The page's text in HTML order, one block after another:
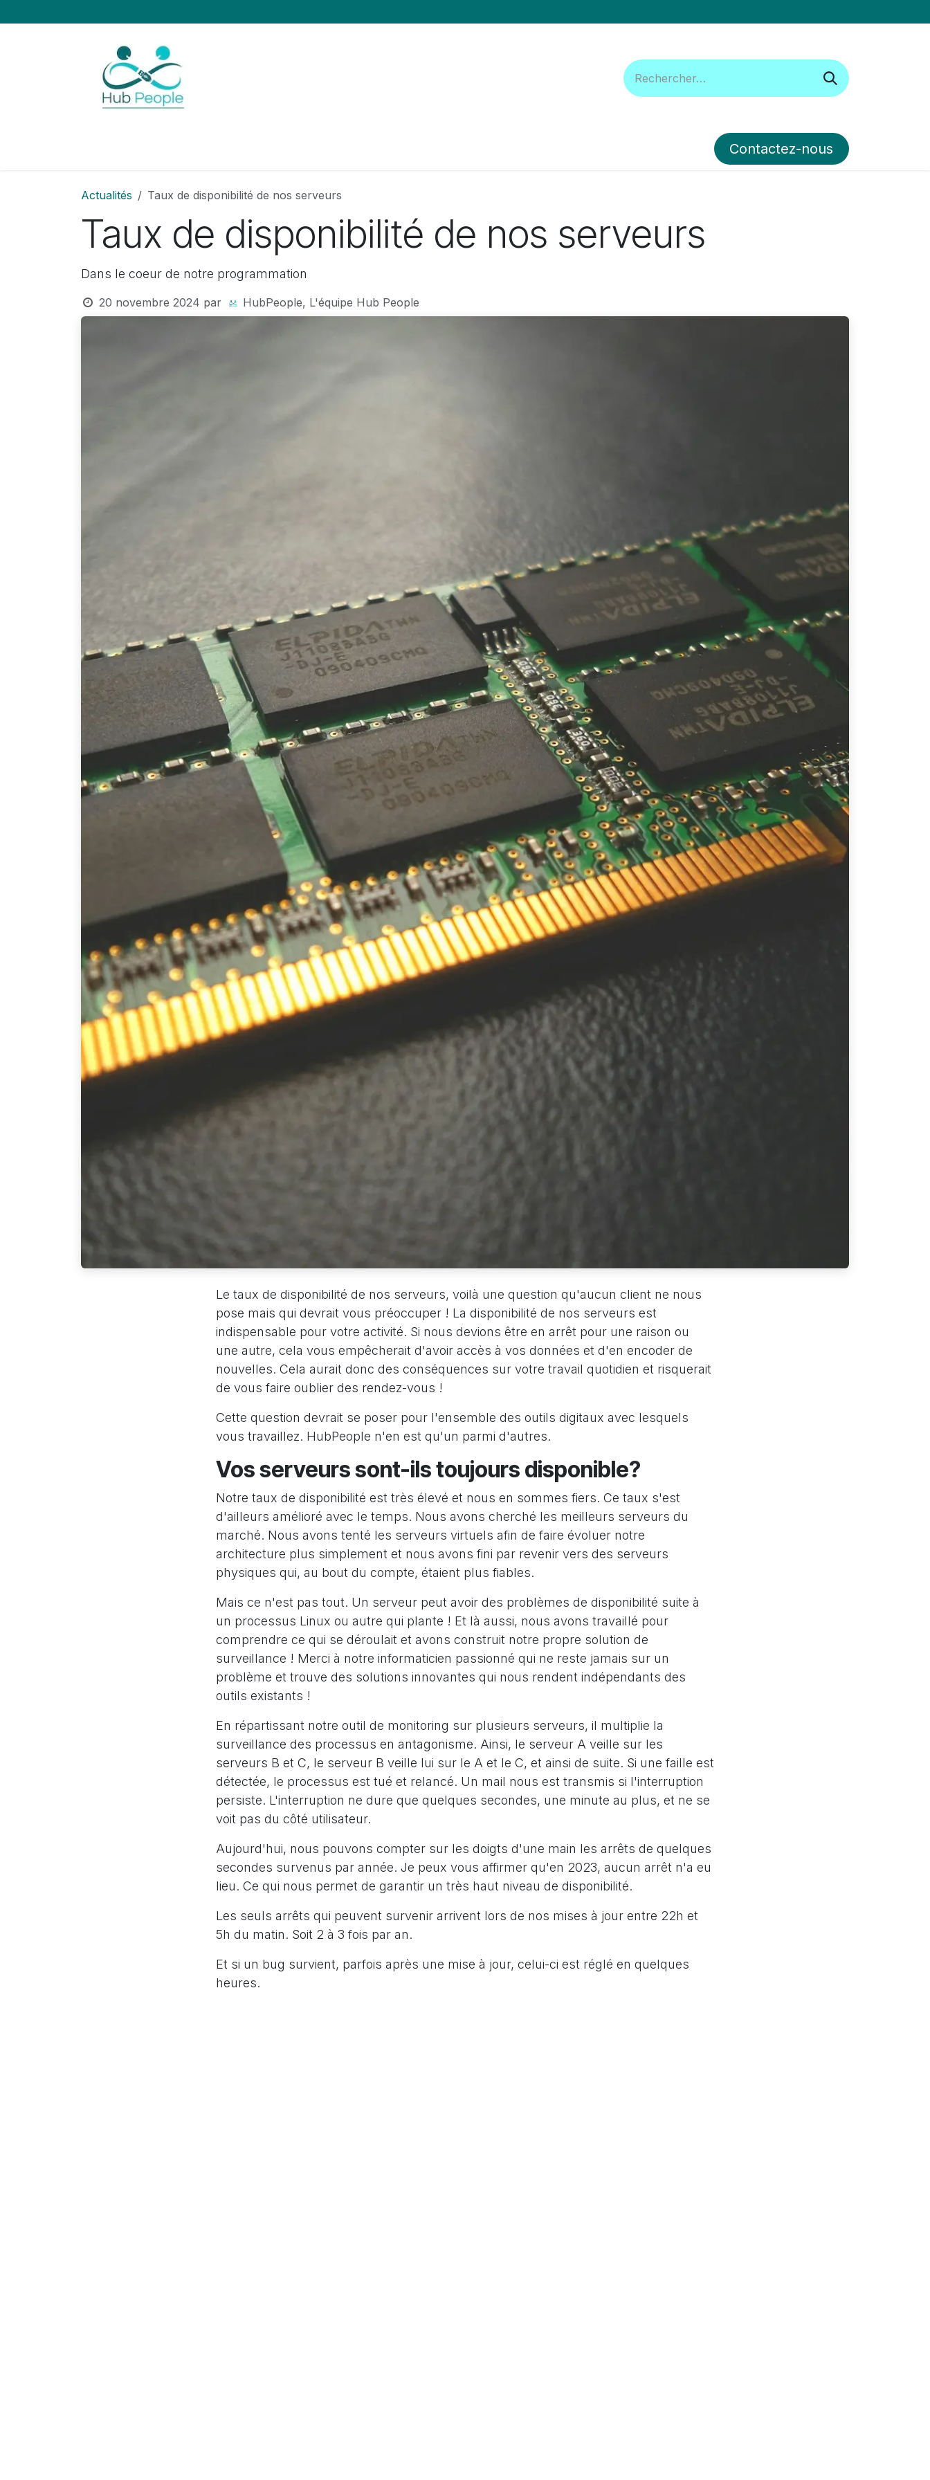
Forum
Contactez-nous​​​​
Actualités Taux de disponibilité de nos serveurs
Taux de disponibilité de nos serveurs
Dans le coeur de notre programmation
20 novembre 2024 par HubPeople, L'équipe Hub People
Le taux de disponibilité de nos serveurs, voilà une question qu'aucun client ne nous
pose mais qui devrait vous préoccuper ! La disponibilité de nos serveurs est
indispensable pour votre activité. Si nous devions être en arrêt pour une raison ou
une autre, cela vous empêcherait d'avoir accès à vos données et d'en encoder de
nouvelles. Cela aurait donc des conséquences sur votre travail quotidien et risquerait
de vous faire oublier des rendez-vous !
Cette question devrait se poser pour l'ensemble des outils digitaux avec lesquels
vous travaillez. HubPeople n'en est qu'un parmi d'autres.
Vos serveurs sont-ils toujours disponible?
Notre taux de disponibilité est très élevé et nous en sommes fiers. Ce taux s'est
d'ailleurs amélioré avec le temps. Nous avons cherché les meilleurs serveurs du
marché. Nous avons tenté les serveurs virtuels afin de faire évoluer notre
architecture plus simplement et nous avons fini par revenir vers des serveurs
physiques qui, au bout du compte, étaient plus fiables.
Mais ce n'est pas tout. Un serveur peut avoir des problèmes de disponibilité suite à
un processus Linux ou autre qui plante ! Et là aussi, nous avons travaillé pour
comprendre ce qui se déroulait et avons construit notre propre solution de
surveillance ! Merci à notre informaticien passionné qui ne reste jamais sur un
problème et trouve des solutions innovantes qui nous rendent indépendants des
outils existants !
En répartissant notre outil de monitoring sur plusieurs serveurs, il multiplie la
surveillance des processus en antagonisme. Ainsi, le serveur A veille sur les
serveurs B et C, le serveur B veille lui sur le A et le C, et ainsi de suite. Si une faille est
détectée, le processus est tué et relancé. Un mail nous est transmis si l'interruption
persiste. L'interruption ne dure que quelques secondes, une minute au plus, et ne se
voit pas du côté utilisateur.
Aujourd'hui, nous pouvons compter sur les doigts d'une main les arrêts de quelques
secondes survenus par année. Je peux vous affirmer qu'en 2023, aucun arrêt n'a eu
lieu. Ce qui nous permet de garantir un très haut niveau de disponibilité.
Les seuls arrêts qui peuvent survenir arrivent lors de nos mises à jour entre 22h et
5h du matin. Soit 2 à 3 fois par an.
Et si un bug survient, parfois après une mise à jour, celui-ci est réglé en quelques
heures.